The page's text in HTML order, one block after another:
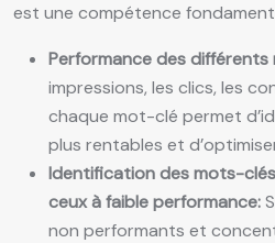
est une compétence
Performance des
impressions, les clics, les
chaque mot-clé permet
plus rentables et
Identification des mots-
ceux à faible performance:
non performants et